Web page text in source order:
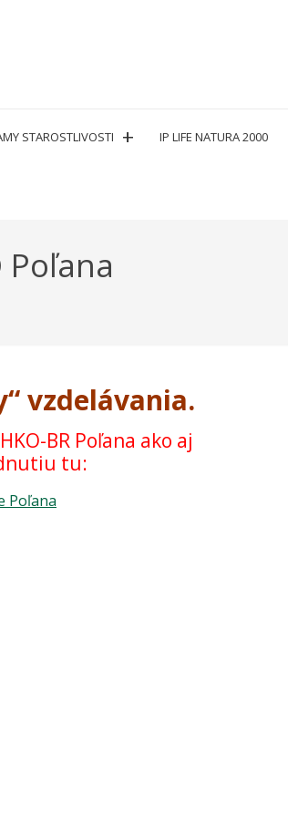
STAROSTLIVOSTI IP LIFE NATURA 2000
vzdelávania.
BR Poľana ako aj
tu:
Poľana